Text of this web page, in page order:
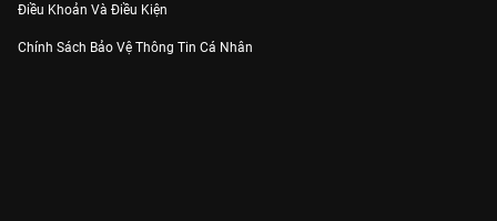
Điều Khoản Và Điều Kiện
Chính Sách Bảo Vệ Thông Tin Cá Nhân